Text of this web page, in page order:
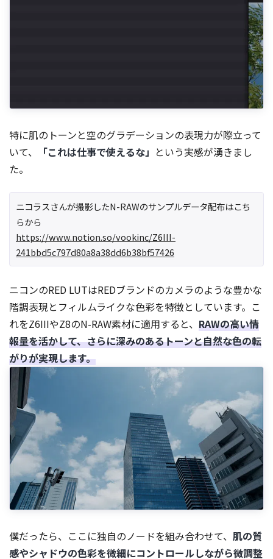
特に肌のトーンと空のグラデーションの表現力が際立って
いて、
「これは仕事で使えるな」 という実感が湧きまし
た。
ニコラスさんが撮影したN-RAWのサンプルデータ配布はこち
らから
https://www.notion.so/vookinc/Z6III-
241bbd5c797d80a8a38dd6b38bf57426
ニコンのRED LUTはREDブランドのカメラのような豊かな
階調表現とフィルムライクな色彩を特徴としています。こ
れをZ6IIIやZ8のN-RAW素材に適用すると、 RAWの高い情
報量を活かして、さらに深みのあるトーンと自然な色の転
がりが実現します。
僕だったら、ここに独自のノードを組み合わせて、 肌の質
感やシャドウの色彩を微細にコントロールしながら微調整